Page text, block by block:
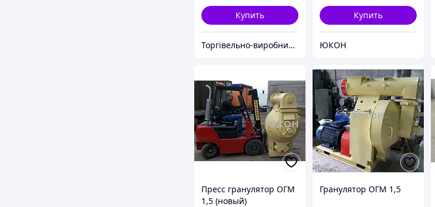
Купить
Торгівельно-виробнича компанія "Трініті"
Купить
ЮКОН
Пресс гранулятор ОГМ
1,5 (новый)
Гранулятор ОГМ 1,5